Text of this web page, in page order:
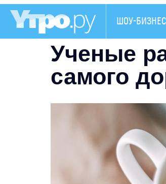
ШОУ-БИЗНЕС
Ученые
самого